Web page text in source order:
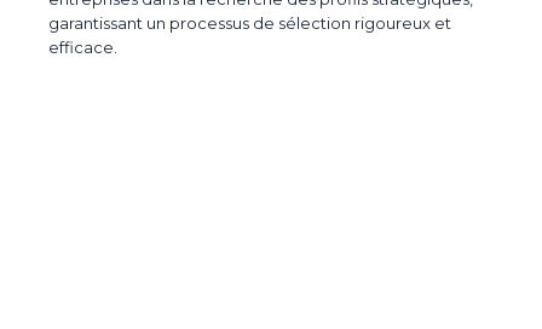
garantissant un processus de sélection rigoureux et
efficace.